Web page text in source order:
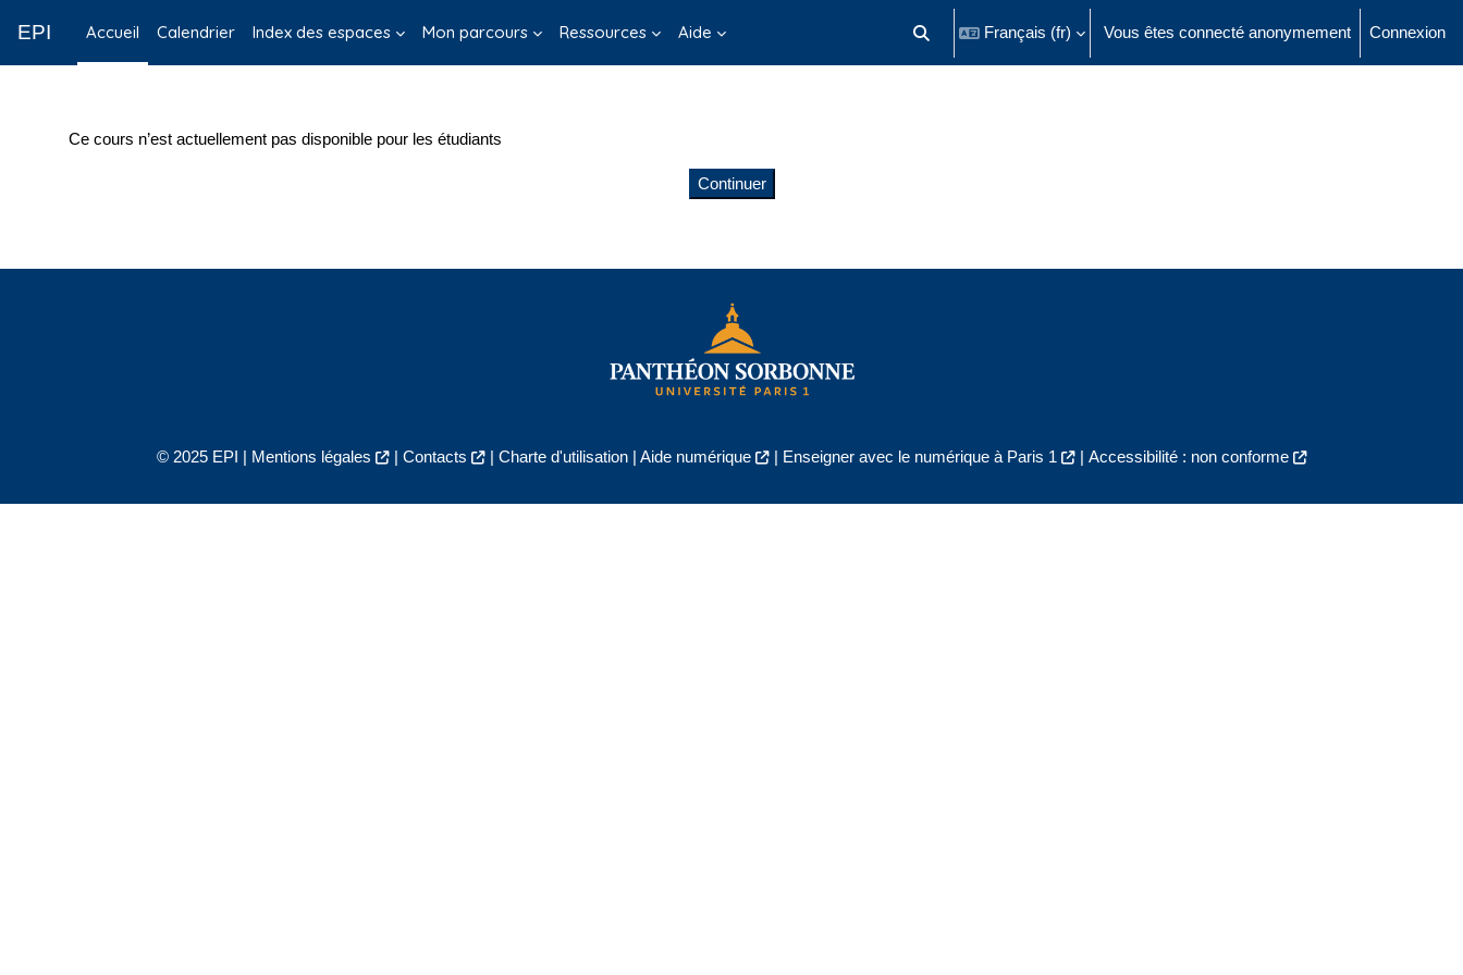
EPI Accueil Calendrier Index des espaces Mon parcours Ressources Aide Activer/désactiver la saisie de recherche
Français ‎(fr)‎ Vous êtes connecté anonymement Connexion
Ce cours n’est actuellement pas disponible pour les étudiants
Continuer
© 2025 EPI | Mentions légales | Contacts | Charte d'utilisation| Aide numérique | Enseigner avec le numérique à Paris 1 | Accessibilité : non conforme